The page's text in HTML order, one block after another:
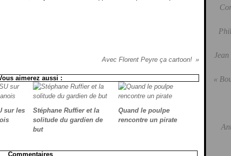
Avec Florent Peyre ça cartoon!
aimerez aussi :
sur les
Stéphane Ruffier et la
solitude du gardien de
but
Quand le poulpe
rencontre un pirate
Commentaires
«